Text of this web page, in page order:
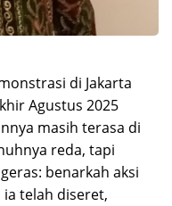
di Jakarta
Agustus 2025
masih terasa di
reda, tapi
benarkah aksi
telah diseret,